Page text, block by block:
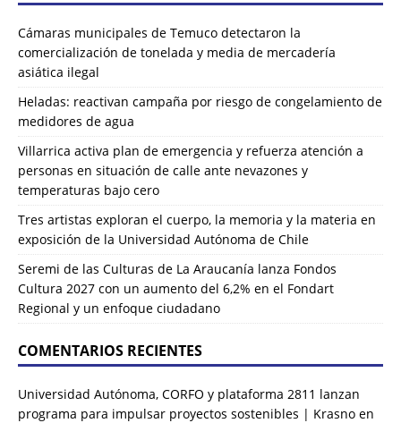
Cámaras municipales de Temuco detectaron la
comercialización de tonelada y media de mercadería
asiática ilegal
Heladas: reactivan campaña por riesgo de congelamiento de
medidores de agua
Villarrica activa plan de emergencia y refuerza atención a
personas en situación de calle ante nevazones y
temperaturas bajo cero
Tres artistas exploran el cuerpo, la memoria y la materia en
exposición de la Universidad Autónoma de Chile
Seremi de las Culturas de La Araucanía lanza Fondos
Cultura 2027 con un aumento del 6,2% en el Fondart
Regional y un enfoque ciudadano
COMENTARIOS RECIENTES
Universidad Autónoma, CORFO y plataforma 2811 lanzan
programa para impulsar proyectos sostenibles | Krasno en